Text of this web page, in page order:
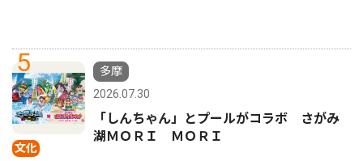
5
文化
多摩
2026.07.30
「しんちゃん」とプールがコラボ さがみ
湖ＭＯＲＩ ＭＯＲＩ